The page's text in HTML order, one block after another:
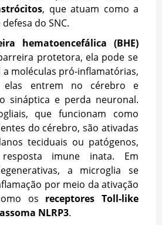
, que atuam como a
do SNC.
hematoencefálica (BHE)
protetora, ela pode se
moléculas pró-inflamatórias,
elas entrem no cérebro e
sináptica e perda neuronal.
que funcionam como
do cérebro, são ativadas
teciduais ou patógenos,
imune inata. Em
a microglia se
por meio da ativação
os receptores Toll-like
NLRP3.